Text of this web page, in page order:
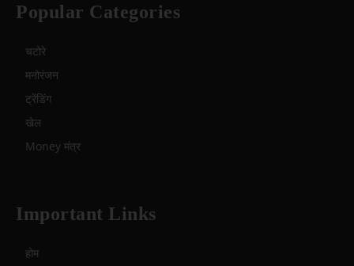
Popular Categories
चटोरे
मनोरंजन
ट्रेंडिंग
खेल
Money मंत्र
Important Links
होम